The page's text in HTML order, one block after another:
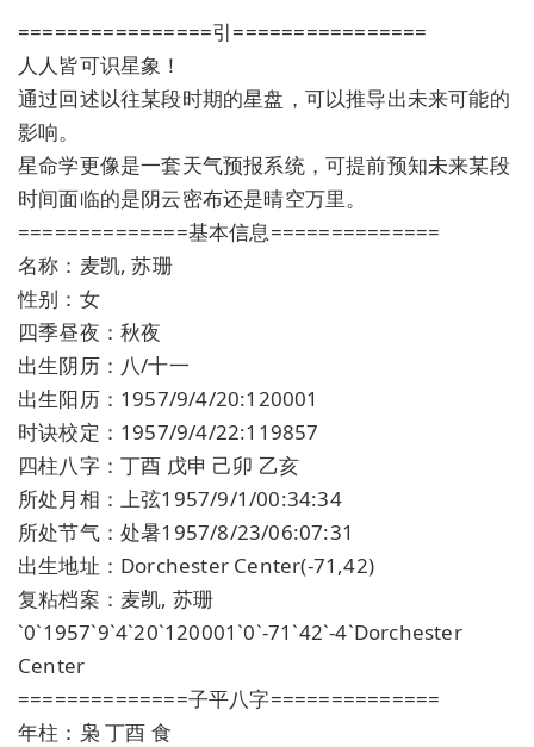
================引================
人人皆可识星象！
通过回述以往某段时期的星盘，可以推导出未来可能的
影响。
星命学更像是一套天气预报系统，可提前预知未来某段
时间面临的是阴云密布还是晴空万里。
==============基本信息==============
名称：麦凯, 苏珊
性别：女
四季昼夜：秋夜
出生阴历：八/十一
出生阳历：1957/9/4/20:120001
时诀校定：1957/9/4/22:119857
四柱八字：丁酉 戊申 己卯 乙亥
所处月相：上弦1957/9/1/00:34:34
所处节气：处暑1957/8/23/06:07:31
出生地址：Dorchester Center(-71,42)
复粘档案：麦凯, 苏珊
`0`1957`9`4`20`120001`0`-71`42`-4`Dorchester
Center
==============子平八字==============
年柱：枭 丁酉 食